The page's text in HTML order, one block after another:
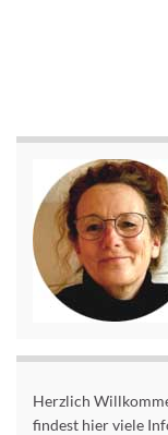
Herzlich
findest hier viele